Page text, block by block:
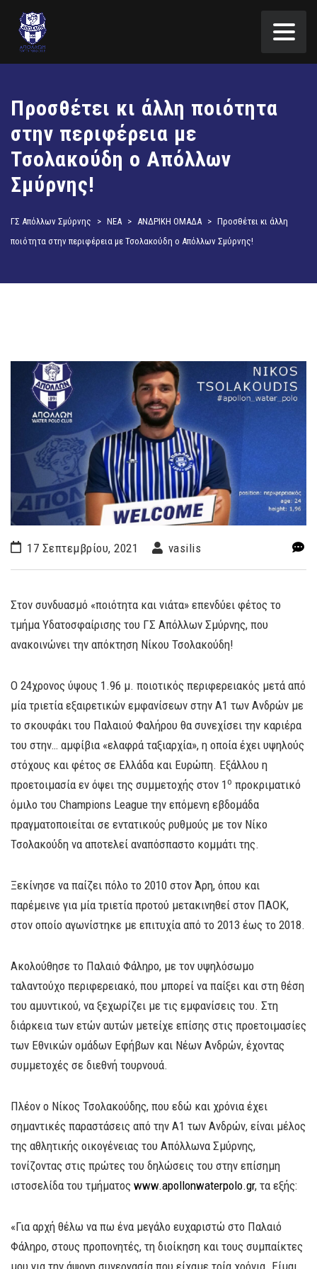
Προσθέτει κι άλλη ποιότητα
στην περιφέρεια με
Τσολακούδη ο Απόλλων
Σμύρνης!
ΓΣ Απόλλων Σμύρνης > ΝΕΑ > ΑΝΔΡΙΚΗ ΟΜΑΔΑ > Προσθέτει κι άλλη
ποιότητα στην περιφέρεια με Τσολακούδη ο Απόλλων Σμύρνης!
17 Σεπτεμβρίου, 2021 vasilis
Στον συνδυασμό «ποιότητα και νιάτα» επενδύει φέτος το
τμήμα Υδατοσφαίρισης του ΓΣ Απόλλων Σμύρνης, που
ανακοινώνει την απόκτηση Νίκου Τσολακούδη!
Ο 24χρονος ύψους 1.96 μ. ποιοτικός περιφερειακός μετά από
μία τριετία εξαιρετικών εμφανίσεων στην Α1 των Ανδρών με
το σκουφάκι του Παλαιού Φαλήρου θα συνεχίσει την καριέρα
του στην… αμφίβια «ελαφρά ταξιαρχία», η οποία έχει υψηλούς
στόχους και φέτος σε Ελλάδα και Ευρώπη. Εξάλλου η
προετοιμασία εν όψει της συμμετοχής στον 1ο προκριματικό
όμιλο του Champions League την επόμενη εβδομάδα
πραγματοποιείται σε εντατικούς ρυθμούς με τον Νίκο
Τσολακούδη να αποτελεί αναπόσπαστο κομμάτι της.
Ξεκίνησε να παίζει πόλο το 2010 στον Άρη, όπου και
παρέμεινε για μία τριετία προτού μετακινηθεί στον ΠΑΟΚ,
στον οποίο αγωνίστηκε με επιτυχία από το 2013 έως το 2018.
Ακολούθησε το Παλαιό Φάληρο, με τον υψηλόσωμο
ταλαντούχο περιφερειακό, που μπορεί να παίξει και στη θέση
του αμυντικού, να ξεχωρίζει με τις εμφανίσεις του. Στη
διάρκεια των ετών αυτών μετείχε επίσης στις προετοιμασίες
των Εθνικών ομάδων Εφήβων και Νέων Ανδρών, έχοντας
συμμετοχές σε διεθνή τουρνουά.
Πλέον ο Νίκος Τσολακούδης, που εδώ και χρόνια έχει
σημαντικές παραστάσεις από την Α1 των Ανδρών, είναι μέλος
της αθλητικής οικογένειας του Απόλλωνα Σμύρνης,
τονίζοντας στις πρώτες του δηλώσεις του στην επίσημη
ιστοσελίδα του τμήματος www.apollonwaterpolo.gr, τα εξής:
«Για αρχή θέλω να πω ένα μεγάλο ευχαριστώ στο Παλαιό
Φάληρο, στους προπονητές, τη διοίκηση και τους συμπαίκτες